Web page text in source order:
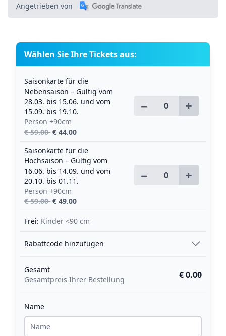
Angetrieben von
Wählen Sie Ihre Tickets aus:
Saisonkarte für die
Nebensaison – Gültig vom
28.03. bis 15.06. und vom
15.09. bis 19.10.
Person +90cm
€ 59.00 € 44.00
− +
Saisonkarte für die
Hochsaison – Gültig vom
16.06. bis 14.09. und vom
20.10. bis 01.11.
Person +90cm
€ 59.00 € 49.00
− +
Frei: Kinder <90 cm
Rabattcode hinzufügen
Gesamt
Gesamtpreis Ihrer Bestellung
€ 0.00
Name